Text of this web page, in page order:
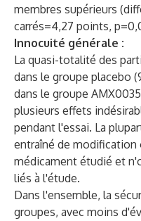
membres supérieurs
carrés=4,27 points,
Innocuité générale :
La quasi-totalité des
dans le groupe placebo
dans le groupe
plusieurs effets
pendant l'essai. La
entraîné de
médicament étudié et
liés à l'étude.
Dans l'ensemble, la
groupes, avec moins